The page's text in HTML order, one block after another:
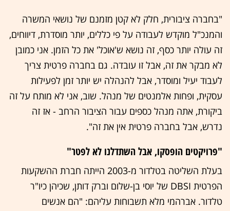
"בחברה ציבורית, חלק לא קטן מזמנם של נושאי המשרה
והמנכ"ל מוקדש לעבודה על פי כללים, יותר מוסדרת, דיווחים,
זה עולה יותר כסף, זה נושא ש'אוכל' את כל הזמן. אני כמובן
לא מבקר את זה, אבל זו עובדה. גם בחברה פרטית צריך
לעבוד יעיל ומוסדר, אבל להנהלה יש יותר זמן לפעילות
עסקית, ופחות אלמנטים של מנהל. שוב, אני לא מותח על זה
ביקורת, אתה מנהל כספים עבור הציבור הרחב - אז זה
נדרש, אבל בחברה פרטית אין את זה".
"פרויקטים הופסקו, אבל השתדלנו לא לפטר"
בעלת השליטה בטלדור מ-2003 הייתה חברת ההשקעות
הפרטית DBSI של יוסי בן-שלום וברק דותן, שכיהן כיו"ר
טלדור. אברהמי מלא תשבוחות עליהם: "הם אנשים